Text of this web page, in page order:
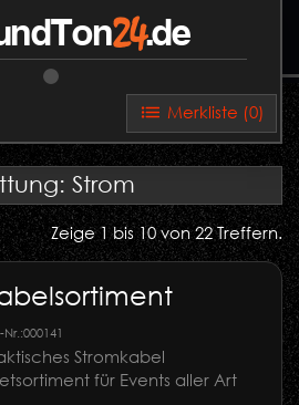
Merkliste (0)
24.de
Strom
Zeige 1 bis 10 von 22 Treffern.
Stromkabel
für Events aller Art
000141